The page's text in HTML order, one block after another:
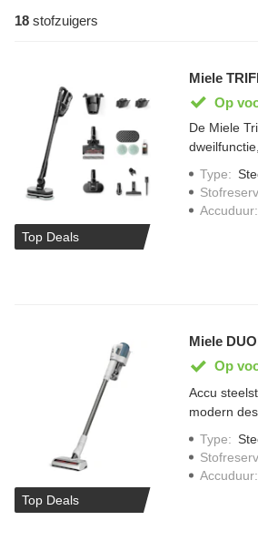
18stofzuigers
Top Deals
Miele
Op
De Miele
één
vloertype.
Type:
Accuduur:
Top Deals
Miele
Op
Accu
modern
krachtig
legen
Type:
Accuduur: